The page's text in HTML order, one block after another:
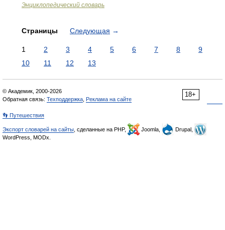
Энциклопедический словарь
Страницы Следующая →
1 2 3 4 5 6 7 8
9
10
11 12 13
18+
© Академик, 2000-2026
Обратная связь: Техподдержка Реклама на сайте
👣 Путешествия
Экспорт словарей на сайты , сделанные на PHP, Joomla,
Drupal,
WordPress, MODx.